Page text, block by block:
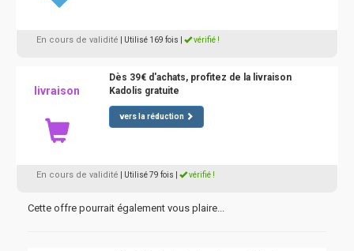
En cours de validité | Utilisé 169 fois vérifié !
livraison
Dès 39€ d'achats, profitez de la livraison
Kadolis gratuite
vers la réduction
En cours de validité | Utilisé 79 fois vérifié !
Cette offre pourrait également vous plaire...